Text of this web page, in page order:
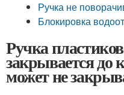
Ручка не
Блокировка
Ручка
закрывается до
может не